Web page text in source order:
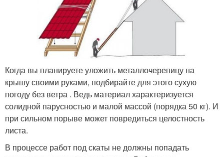
Когда вы планируете уложить металлочерепицу на
крышу своими руками, подбирайте для этого сухую
погоду без ветра . Ведь материал характеризуется
солидной парусностью и малой массой (порядка 50 кг). И
при сильном порыве может повредиться целостность
листа.
В процессе работ под скаты не должны попадать